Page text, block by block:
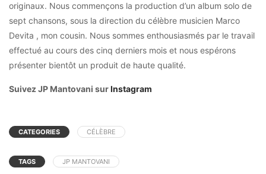
originaux. Nous commençons la production d’un album solo de
sept chansons, sous la direction du célèbre musicien Marco
Devita , mon cousin. Nous sommes enthousiasmés par le travail
effectué au cours des cinq derniers mois et nous espérons
présenter bientôt un produit de haute qualité.
Suivez JP Mantovani surInstagram
CATEGORIES CÉLÈBRE
TAGS JP MANTOVANI